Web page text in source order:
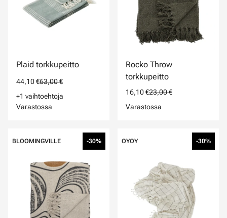
Plaid torkkupeitto
44,10 €63,00 €
+1 vaihtoehtoja
Varastossa
Rocko Throw
torkkupeitto
16,10 €23,00 €
Varastossa
BLOOMINGVILLE -30% OYOY -30%